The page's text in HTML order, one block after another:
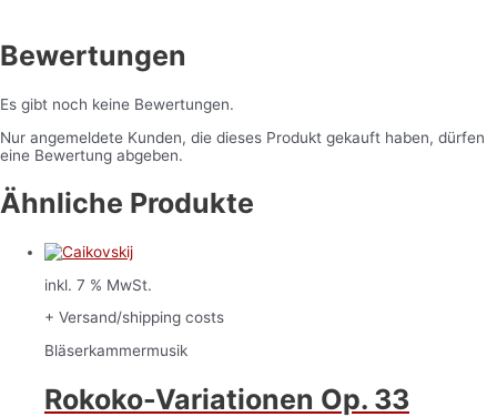
Bewertungen
Es gibt noch keine Bewertungen.
Nur angemeldete Kunden, die dieses Produkt gekauft haben, dürfen
eine Bewertung abgeben.
Ähnliche Produkte
inkl. 7 % MwSt.
+ Versand/shipping costs
Bläserkammermusik
Rokoko-Variationen Op. 33